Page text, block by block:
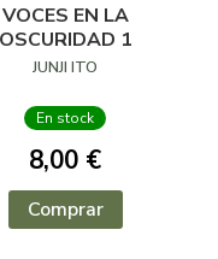
VOCES EN LA
OSCURIDAD 1
JUNJI ITO
En stock
8,00 €
Comprar